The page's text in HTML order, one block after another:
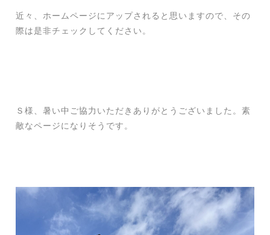
近々、ホームページにアップされると思いますので、その
際は是非チェックしてください。
Ｓ様、暑い中ご協力いただきありがとうございました。素
敵なページになりそうです。